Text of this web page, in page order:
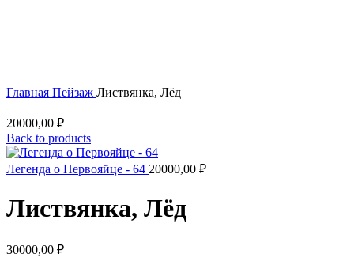
Главная Пейзаж Листвянка, Лёд
20000,00 ₽
Back to products
Легенда о Первояйце - 64 20000,00 ₽
Листвянка, Лёд
30000,00 ₽